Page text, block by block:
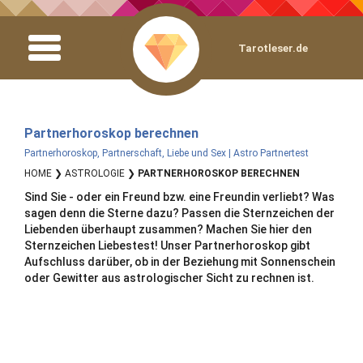
Tarotleser.de
Partnerhoroskop berechnen
Partnerhoroskop, Partnerschaft, Liebe und Sex | Astro Partnertest
HOME ❯ ASTROLOGIE ❯ PARTNERHOROSKOP BERECHNEN
Sind Sie - oder ein Freund bzw. eine Freundin verliebt? Was
sagen denn die Sterne dazu? Passen die Sternzeichen der
Liebenden überhaupt zusammen? Machen Sie hier den
Sternzeichen Liebestest! Unser Partnerhoroskop gibt
Aufschluss darüber, ob in der Beziehung mit Sonnenschein
oder Gewitter aus astrologischer Sicht zu rechnen ist.